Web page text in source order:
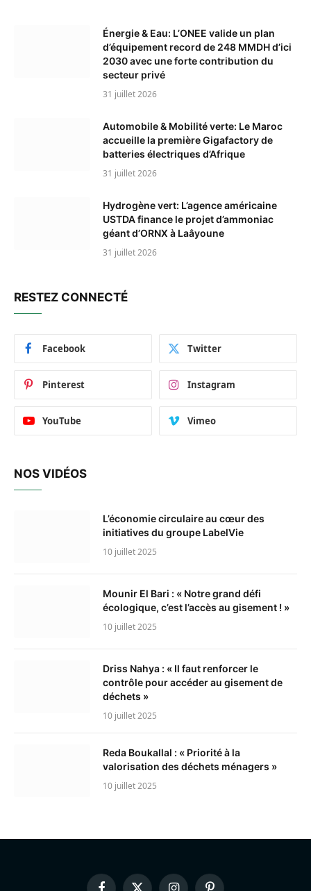
Énergie & Eau: L’ONEE valide un plan
d’équipement record de 248 MMDH d’ici
2030 avec une forte contribution du
secteur privé
31 juillet 2026
Automobile & Mobilité verte: Le Maroc
accueille la première Gigafactory de
batteries électriques d’Afrique
31 juillet 2026
Hydrogène vert: L’agence américaine
USTDA finance le projet d’ammoniac
géant d’ORNX à Laâyoune
31 juillet 2026
RESTEZ CONNECTÉ
Facebook Twitter
Pinterest Instagram
YouTube Vimeo
NOS VIDÉOS
L’économie circulaire au cœur des
initiatives du groupe LabelVie
10 juillet 2025
Mounir El Bari : « Notre grand défi
écologique, c’est l’accès au gisement ! »
10 juillet 2025
Driss Nahya : « Il faut renforcer le
contrôle pour accéder au gisement de
déchets »
10 juillet 2025
Reda Boukallal : « Priorité à la
valorisation des déchets ménagers »
10 juillet 2025